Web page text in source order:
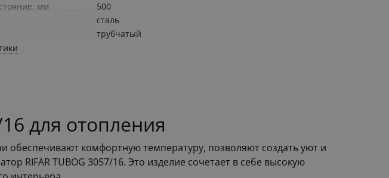
мм
500
сталь
трубчатый
для отопления
комфортную температуру, позволяют создать уют и
RIFAR TUBOG 3057/16. Это изделие сочетает в себе высокую